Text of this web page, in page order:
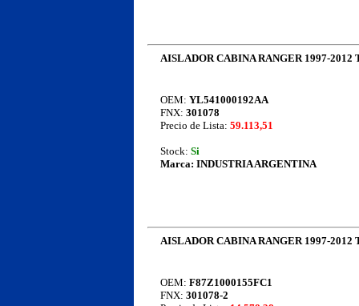
AISLADOR CABINA RANGER 1997-2012
OEM: YL541000192AA
FNX: 301078
Precio de Lista: 59.113,51
Stock: Si
Marca: INDUSTRIA ARGENTINA
AISLADOR CABINA RANGER 1997-
OEM: F87Z1000155FC1
FNX: 301078-2